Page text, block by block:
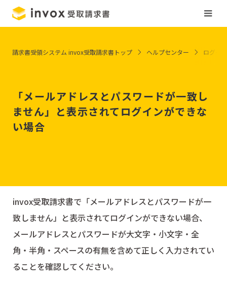
「メールアドレスとパスワードが一致し
ません」と表示されてログインができな
い場合
請求書受領システム invox受取請求書トップ ヘルプセンター ログイン
invox受取請求書で「メールアドレスとパスワードが一
致しません」と表示されてログインができない場合、
メールアドレスとパスワードが大文字・小文字・全
角・半角・スペースの有無を含めて正しく入力されてい
ることを確認してください。